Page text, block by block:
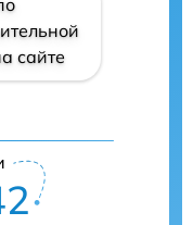
сайте